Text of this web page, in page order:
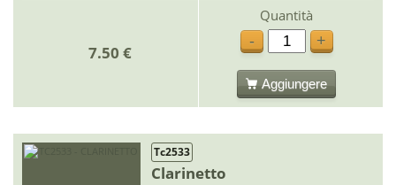
7.50 €
Quantità
-
+
Aggiungere
Tc2533
Clarinetto